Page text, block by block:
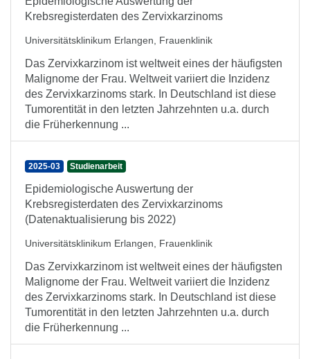
Krebsregisterdaten des Zervixkarzinoms
Universitätsklinikum Erlangen, Frauenklinik
Das Zervixkarzinom ist weltweit eines der häufigsten
Malignome der Frau. Weltweit variiert die Inzidenz
des Zervixkarzinoms stark. In Deutschland ist diese
Tumorentität in den letzten Jahrzehnten u.a. durch
die Früherkennung ...
2025-03 Studienarbeit
Epidemiologische Auswertung der
Krebsregisterdaten des Zervixkarzinoms
(Datenaktualisierung bis 2022)
Universitätsklinikum Erlangen, Frauenklinik
Das Zervixkarzinom ist weltweit eines der häufigsten
Malignome der Frau. Weltweit variiert die Inzidenz
des Zervixkarzinoms stark. In Deutschland ist diese
Tumorentität in den letzten Jahrzehnten u.a. durch
die Früherkennung ...